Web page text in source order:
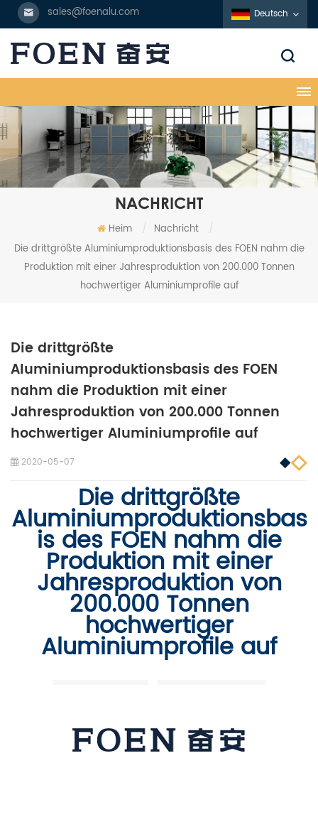
sales@foenalu.com Deutsch
NACHRICHT
Heim / Nachricht
/
Die drittgrößte Aluminiumproduktionsbasis des FOEN nahm die
Produktion mit einer Jahresproduktion von 200.000 Tonnen
hochwertiger Aluminiumprofile auf
Die drittgrößte
Aluminiumproduktionsbasis des FOEN
nahm die Produktion mit einer
Jahresproduktion von 200.000 Tonnen
hochwertiger Aluminiumprofile auf
2020-05-07
Die drittgrößte
Aluminiumproduktionsbas
is des FOEN nahm die
Produktion mit einer
Jahresproduktion von
200.000 Tonnen
hochwertiger
Aluminiumprofile auf